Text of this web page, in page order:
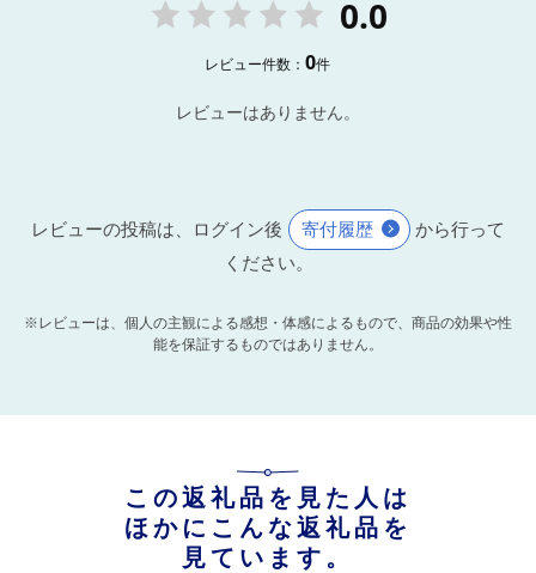
0.0
レビュー件数：0件
レビューはありません。
レビューの投稿は、ログイン後 寄付履歴
から行って
ください。
※レビューは、個人の主観による感想・体感によるもので、商品の効果や性
能を保証するものではありません。
この返礼品を見た人は
ほかにこんな返礼品を
見ています。